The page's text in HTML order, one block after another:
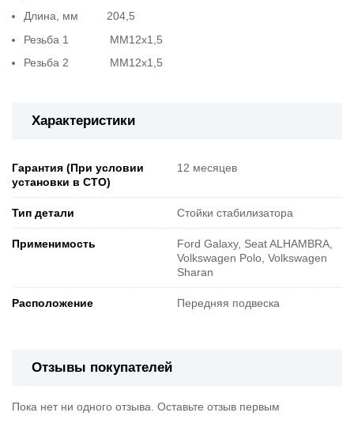
Длина, мм 204,5
Резьба 1 MM12x1,5
Резьба 2 MM12x1,5
Характеристики
Гарантия (При условии
установки в СТО)
12 месяцев
Тип детали Стойки стабилизатора
Применимость
Ford Galaxy, Seat ALHAMBRA,
Volkswagen Polo, Volkswagen
Sharan
Расположение Передняя подвеска
Отзывы покупателей
Пока нет ни одного отзыва. Оставьте отзыв первым